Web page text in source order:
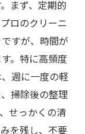
まず、定期的
ロのクリーニ
すが、時間が
。特に高頻度
週に一度の軽
掃除後の整理
せっかくの清